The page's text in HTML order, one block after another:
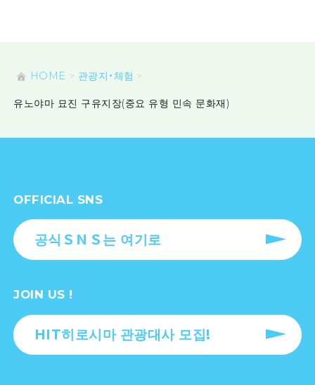
HOME 관광지・체험
유노야마 묘진 구유지장(중요 유형 민속 문화재)
OFFICIAL SNS
공식ＳＮＳ는 여기로
JOIN US !
HIT히로시마 관광대사 모집!